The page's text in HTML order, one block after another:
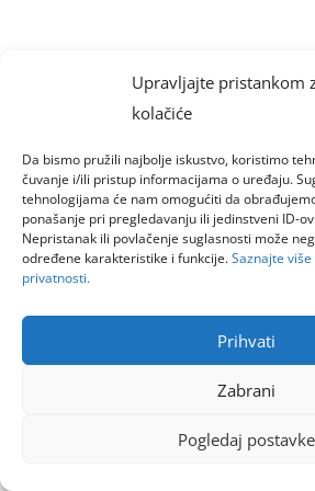
Upravljajte pristankom
kolačiće
Da bismo pružili najbolje iskustvo, koristimo
čuvanje i/ili pristup informacijama o uređaju.
tehnologijama će nam omogućiti da
ponašanje pri pregledavanju ili jedinstveni ID-
Nepristanak ili povlačenje suglasnosti može
određene karakteristike i funkcije.Saznajte
privatnosti.
Prihvati
Zabrani
Pogledaj postavke